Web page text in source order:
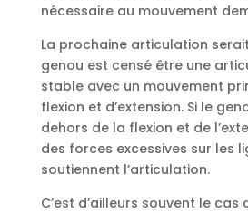
nécessaire au mouvement
La prochaine articulation
genou est censé être une
stable avec un mouvement
flexion et d’extension. Si le
dehors de la flexion et de
des forces excessives sur les
soutiennent l’articulation.
C’est d’ailleurs souvent le